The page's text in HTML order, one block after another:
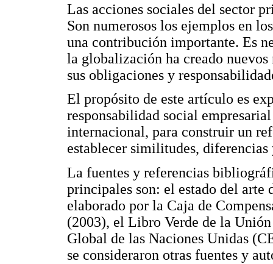
Las acciones sociales del sector
Son numerosos los ejemplos en
una contribución importante. Es
la globalización ha creado
sus obligaciones y
El propósito de este artículo es
responsabilidad social
internacional, para construir un
establecer similitudes, diferencias
La fuentes y referencias
principales son: el estado del arte
elaborado por la Caja de
(2003), el Libro Verde de la
Global de las Naciones Unidas
se consideraron otras fuentes y